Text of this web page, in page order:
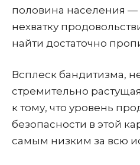
половина населения
нехватку
найти достаточно
Всплеск бандитизма,
стремительно
к тому, что уровень
безопасности в этой
самым низким за всю